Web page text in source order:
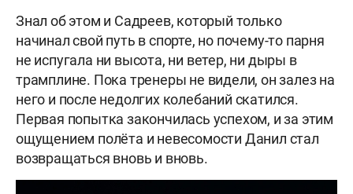
Знал об этом и Садреев, который только
начинал свой путь в спорте, но почему-то парня
не испугала ни высота, ни ветер, ни дыры в
трамплине. Пока тренеры не видели, он залез на
него и после недолгих колебаний скатился.
Первая попытка закончилась успехом, и за этим
ощущением полёта и невесомости Данил стал
возвращаться вновь и вновь.